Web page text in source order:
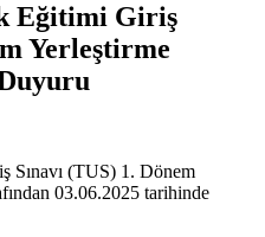
Eğitimi Giriş
Yerleştirme
Sınavı (TUS) 1. Dönem
03.06.2025 tarihinde